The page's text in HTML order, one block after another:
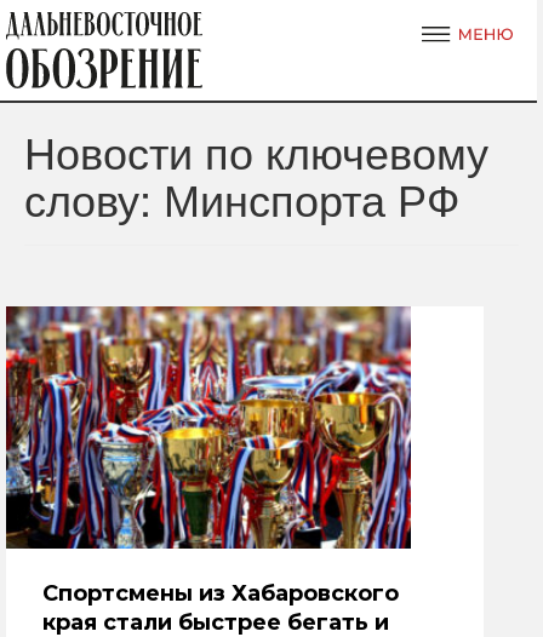
Новости по ключевому
слову: Минспорта РФ
Спортсмены из Хабаровского
края стали быстрее бегать и